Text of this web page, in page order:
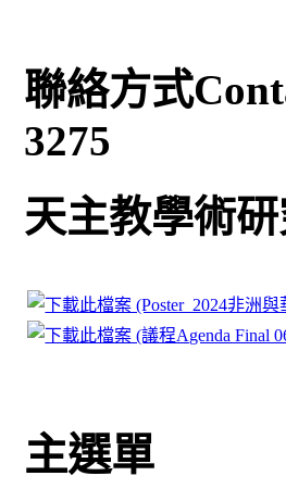
聯絡方式
3275
天主教學術
主選單